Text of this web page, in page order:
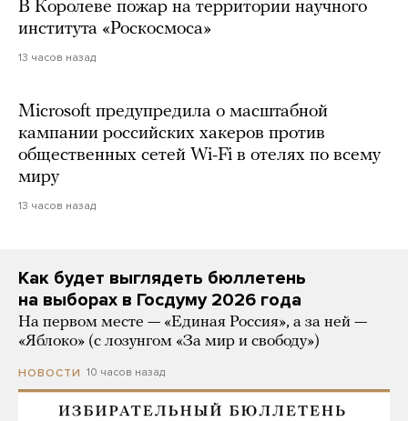
В Королеве пожар на территории научного
института «Роскосмоса»
13 часов назад
Microsoft предупредила о масштабной
кампании российских хакеров против
общественных сетей Wi-Fi в отелях по всему
миру
13 часов назад
Как будет выглядеть бюллетень
на выборах в Госдуму 2026 года
На первом месте — «Единая Россия», а за ней —
«Яблоко» (с лозунгом «За мир и свободу»)
НОВОСТИ 10 часов назад